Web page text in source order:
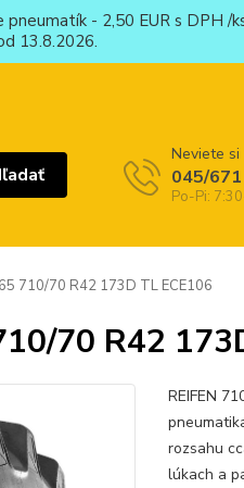
- 2,50 EUR s DPH
13.8.2026.
Neviete si
045/
Po-Pi:
710/70 R42 173D TL ECE106
70 R42
REIFEN
rozsahu
lúkach a